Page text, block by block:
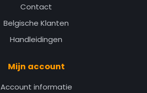
Contact
Belgische Klanten
Handleidingen
Mijn account
Account informatie